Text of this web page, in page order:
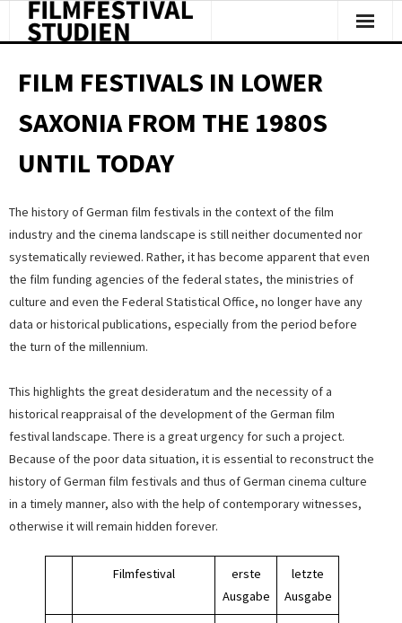
FILM FESTIVALS IN LOWER
SAXONIA FROM THE 1980S
UNTIL TODAY
The history of German film festivals in the context of the film
industry and the cinema landscape is still neither documented nor
systematically reviewed. Rather, it has become apparent that even
the film funding agencies of the federal states, the ministries of
culture and even the Federal Statistical Office, no longer have any
data or historical publications, especially from the period before
the turn of the millennium.
This highlights the great desideratum and the necessity of a
historical reappraisal of the development of the German film
festival landscape. There is a great urgency for such a project.
Because of the poor data situation, it is essential to reconstruct the
history of German film festivals and thus of German cinema culture
in a timely manner, also with the help of contemporary witnesses,
otherwise it will remain hidden forever.
Filmfestival
erste
Ausgabe
letzte
Ausgabe